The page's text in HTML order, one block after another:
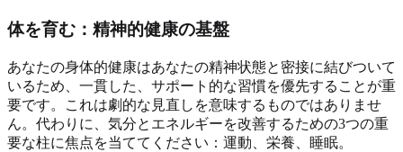
体を育む：精神的健康の基盤
あなたの身体的健康はあなたの精神状態と密接に結びついて
いるため、一貫した、サポート的な習慣を優先することが重
要です。これは劇的な見直しを意味するものではありませ
ん。代わりに、気分とエネルギーを改善するための3つの重
要な柱に焦点を当ててください：運動、栄養、睡眠。